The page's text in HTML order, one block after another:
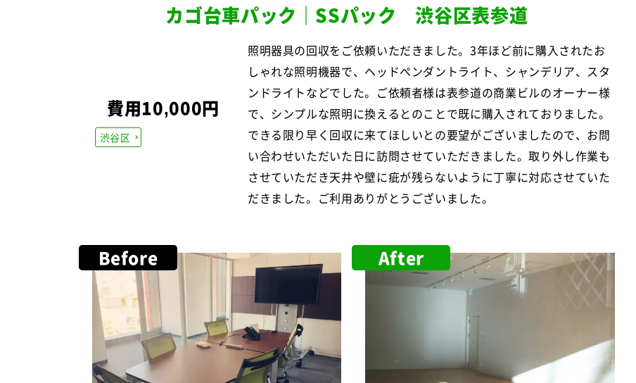
カゴ台車パック｜SSパック 渋谷区表参道
費用10,000円
渋谷区
照明器具の回収をご依頼いただきました。3年ほど前に購入されたお
しゃれな照明機器で、ヘッドペンダントライト、シャンデリア、スタ
ンドライトなどでした。ご依頼者様は表参道の商業ビルのオーナー様
で、シンプルな照明に換えるとのことで既に購入されておりました。
できる限り早く回収に来てほしいとの要望がございましたので、お問
い合わせいただいた日に訪問させていただきました。取り外し作業も
させていただき天井や壁に疵が残らないように丁寧に対応させていた
だきました。ご利用ありがとうございました。
Before After